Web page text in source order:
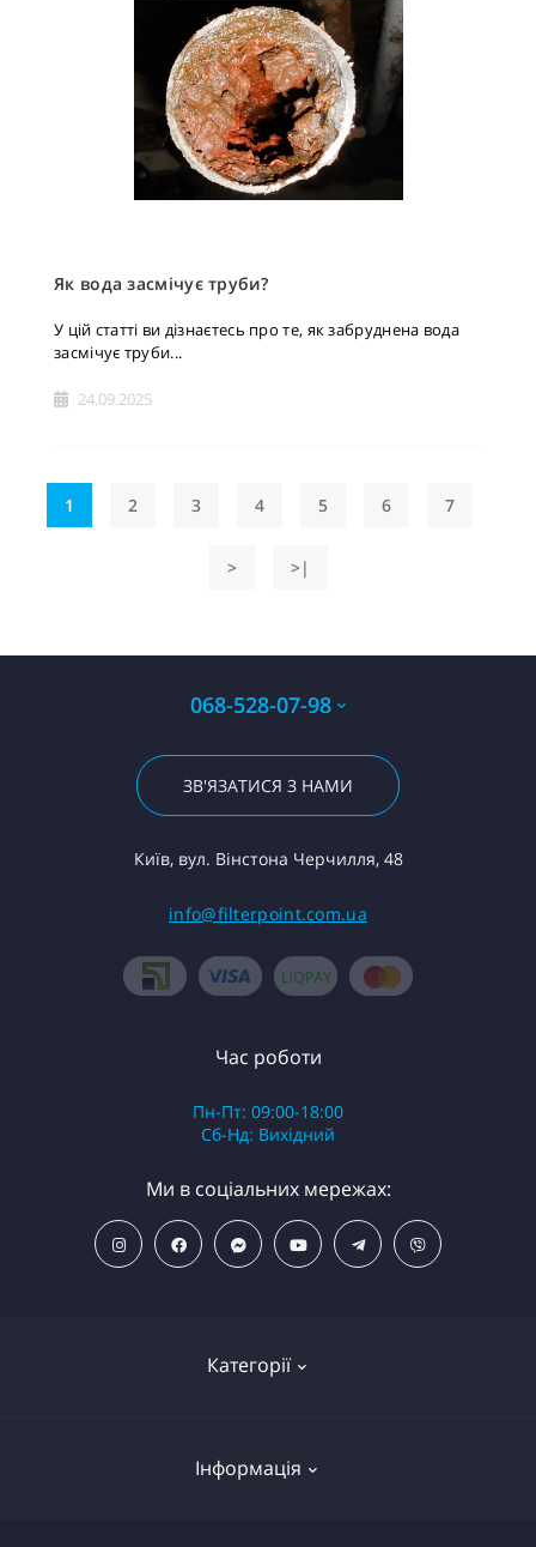
Як вода засмічує труби?
У цій статті ви дізнаєтесь про те, як забруднена вода
засмічує труби...
24.09.2025
1 2 3 4 5 6 7
> >|
068-528-07-98
ЗВ'ЯЗАТИСЯ З НАМИ
Київ, вул. Вінстона Черчилля, 48
info@filterpoint.com.ua
Категорії
ПОПУЛЯРНІ ТОВАРИ
Інформація
Час роботи
Пн-Пт: 09:00-18:00
Сб-Нд: Вихідний
Ми в соціальних мережах: